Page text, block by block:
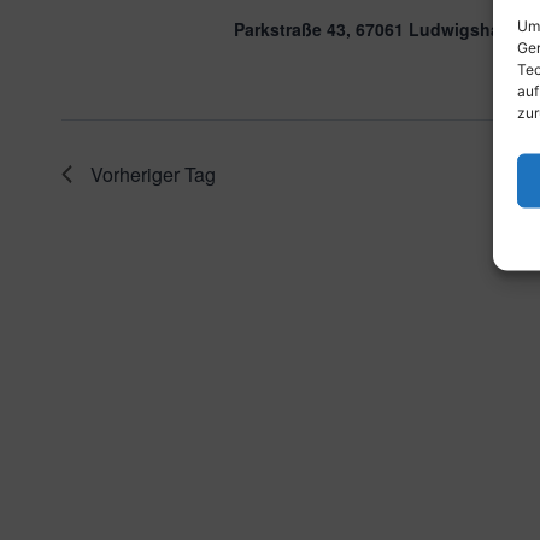
Parkstraße 43, 67061 Ludwigshafen
Vorheriger Tag